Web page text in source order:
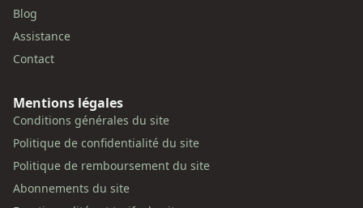
Blog
Assistance
Contact
Mentions légales
Conditions générales du site
Politique de confidentialité du site
Politique de remboursement du site
Abonnements du site